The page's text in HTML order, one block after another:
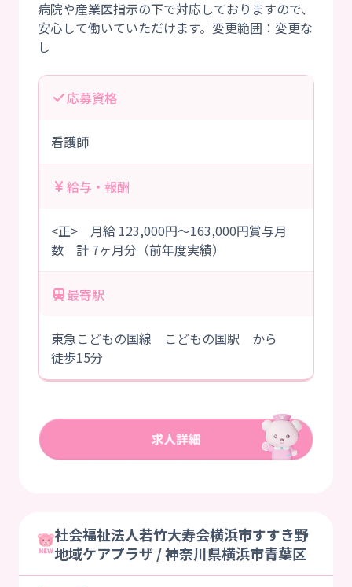
病院や産業医指示の下で対応しておりますので、
安心して働いていただけます。変更範囲：変更な
応募資格
看護師
給与・報酬
<正> 月給 123,000円～163,000円賞与月
数 計 7ヶ月分（前年度実績）
最寄駅
東急こどもの国線 こどもの国駅 から
徒歩15分
社会福祉法人若竹大寿会横浜市すすき野
地域ケアプラザ / 神奈川県横浜市青葉区